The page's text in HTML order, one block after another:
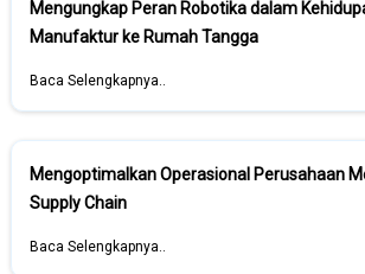
Mengungkap Peran Robotika dalam
Manufaktur ke Rumah Tangga
Baca Selengkapnya..
Mengoptimalkan Operasional Perusahaan
Supply Chain
Baca Selengkapnya..